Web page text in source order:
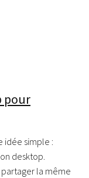
pour
idée simple :
desktop.
la même